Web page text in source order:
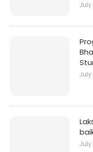
July
July
July